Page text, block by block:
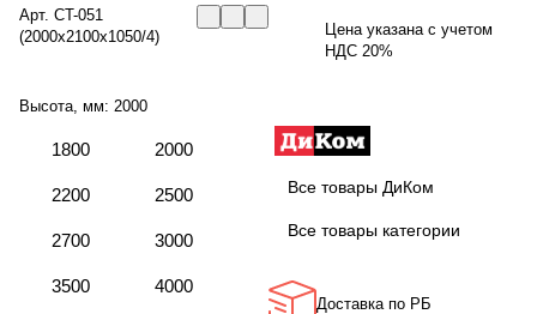
Арт. СT-051
(2000x2100x1050/4)
Высота, мм: 2000
1800 2000
2200 2500
2700 3000
3500 4000
Цена указана с учетом
НДС 20%
Все товары ДиКом
Все товары категории
Доставка по РБ